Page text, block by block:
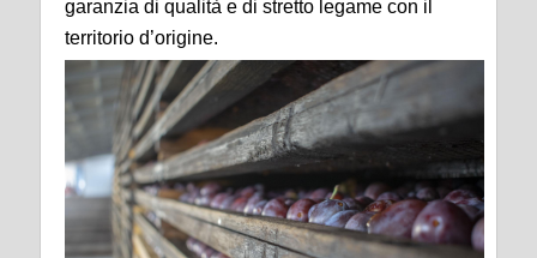
garanzia di qualità e di stretto legame con il
territorio d’origine.